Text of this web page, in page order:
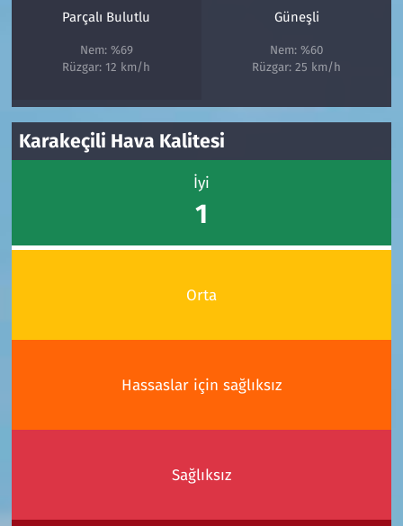
Parçalı Bulutlu
Nem: %69
Rüzgar: 12 km/h
Güneşli
Nem: %60
Rüzgar: 25 km/h
Karakeçili Hava Kalitesi
İyi
1
Orta
Hassaslar için sağlıksız
Sağlıksız